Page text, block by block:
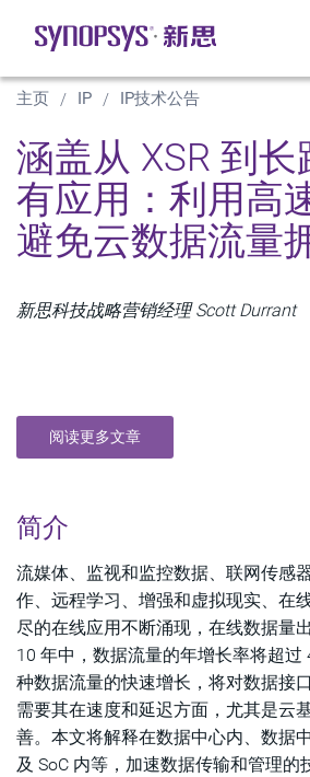
主页 IP IP技术公告
涵盖从 XSR 到
有应用：利用高
避免云数据流量
新思科技战略营销经理 Scott Durrant
阅读更多文章
简介
流媒体、监视和监控数据、联网传感
作、远程学习、增强和虚拟现实、在
尽的在线应用不断涌现，在线数据量
10 年中，数据流量的年增长率将超过
种数据流量的快速增长，将对数据接
需要其在速度和延迟方面，尤其是云
善。本文将解释在数据中心内、数据
及 SoC 内等，加速数据传输和管理的